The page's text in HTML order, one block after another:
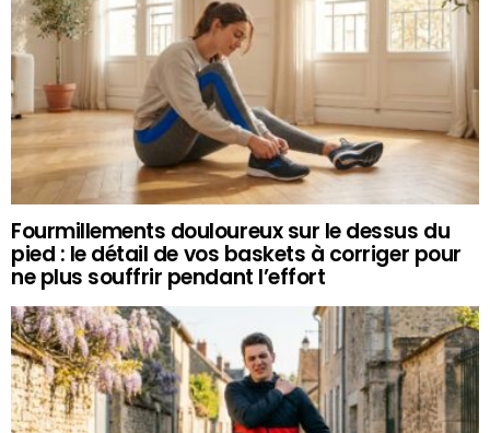
Fourmillements douloureux sur le dessus du
pied : le détail de vos baskets à corriger pour
ne plus souffrir pendant l’effort